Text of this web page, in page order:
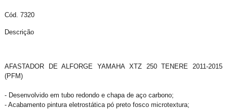
Cód. 7320
Descrição
AFASTADOR DE ALFORGE YAMAHA XTZ 250 TENERE 2011-2015
(PFM)
- Desenvolvido em tubo redondo e chapa de aço carbono;
- Acabamento pintura eletrostática pó preto fosco microtextura;